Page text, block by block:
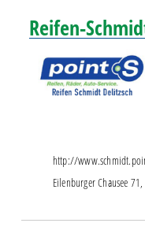
Reifen-
http://
Eilenburger Chausee